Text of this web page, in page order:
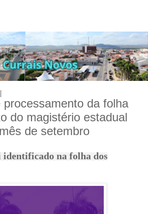
processamento da folha
do magistério estadual
de setembro
na folha dos